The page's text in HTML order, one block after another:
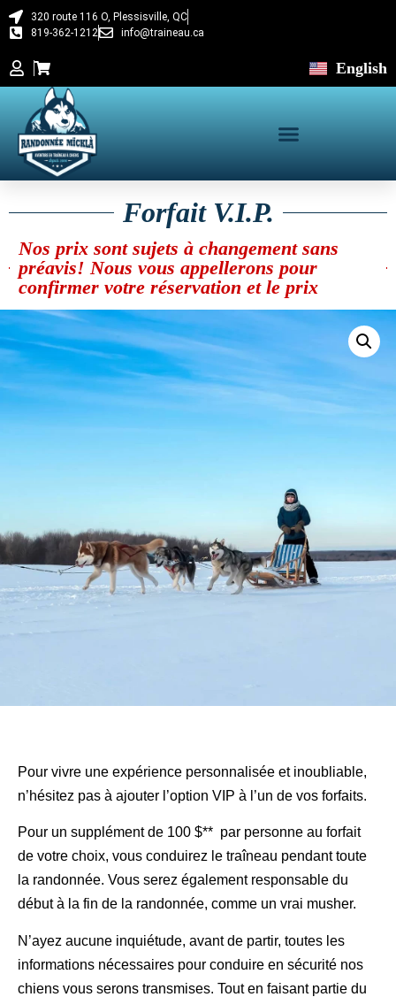
320 route 116 O, Plessisville, QC
819-362-1212
info@traineau.ca
English
Forfait V.I.P.
Nos prix sont sujets à changement sans
préavis! Nous vous appellerons pour
confirmer votre réservation et le prix
Pour vivre une expérience personnalisée et inoubliable,
n’hésitez pas à ajouter l’option VIP à l’un de vos forfaits.
Pour un supplément de 100 $** par personne au forfait
de votre choix, vous conduirez le traîneau pendant toute
la randonnée. Vous serez également responsable du
début à la fin de la randonnée, comme un vrai musher.
N’ayez aucune inquiétude, avant de partir, toutes les
informations nécessaires pour conduire en sécurité nos
chiens vous serons transmises. Tout en faisant partie du